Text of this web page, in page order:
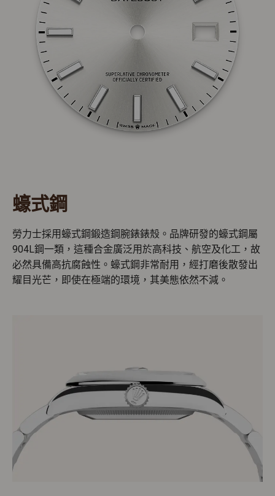
蠔式鋼
勞力士採用蠔式鋼鍛造鋼腕錶錶殼。品牌研發的蠔式鋼屬
904L鋼一類，這種合金廣泛用於高科技、航空及化工，故
必然具備高抗腐蝕性。蠔式鋼非常耐用，經打磨後散發出
耀目光芒，即使在極端的環境，其美態依然不減。